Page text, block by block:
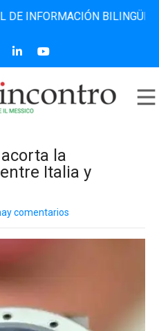
BILINGÜE QUE
la
Italia y
comentarios